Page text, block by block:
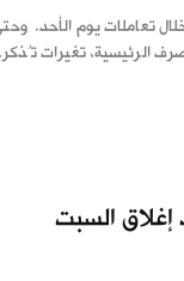
تعاملات يوم الأحد.
الرئيسية، تغيرات تُذكر،
إغلاق السبت